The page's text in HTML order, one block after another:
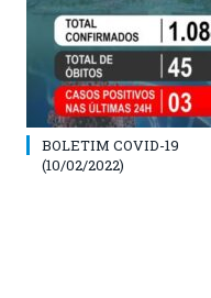
BOLETIM COVID-19
(10/02/2022)